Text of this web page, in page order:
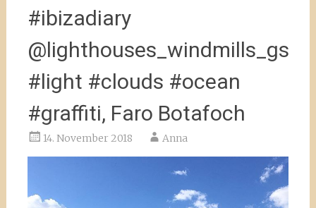
#ibizadiary
@lighthouses_windmills_gs
#light #clouds #ocean
#graffiti, Faro Botafoch
14. November 2018 Anna